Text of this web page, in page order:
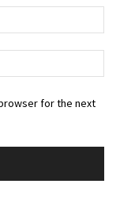
for the next